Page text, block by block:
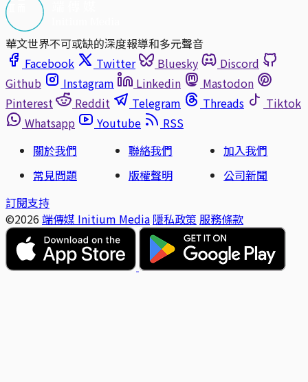
華文世界不可或缺的深度報導和多元聲音
Facebook
Twitter Bluesky
Discord
Github
Instagram Linkedin
Mastodon
Pinterest
Reddit Telegram Threads
Tiktok
Whatsapp
Youtube
RSS
關於我們
聯絡我們
加入我們
常見問題
版權聲明
公司新聞
訂閱支持
©2026 端傳媒 Initium Media 隱私政策 服務條款